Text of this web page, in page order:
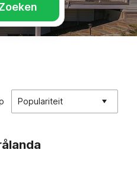
Populariteit